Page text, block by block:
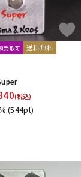
受取可 送料無料
(税込)
(544pt)